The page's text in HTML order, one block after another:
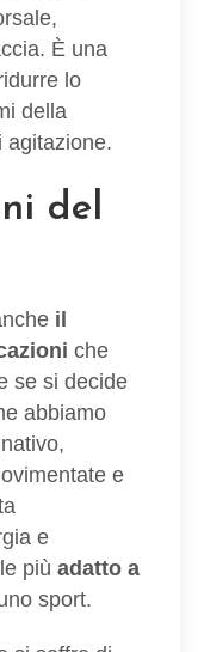
È una
lo
della
agitazione.
del
il
che
se si decide
abbiamo
e
e
più adatto a
sport.